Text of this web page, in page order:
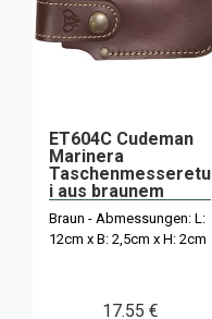
ET604C Cudeman
Marinera
Taschenmesseretu
i aus braunem
Braun - Abmessungen: L:
12cm x B: 2,5cm x H: 2cm
17.55 €